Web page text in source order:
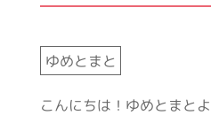
ゆめとまと
こんにちは！ゆめとまと